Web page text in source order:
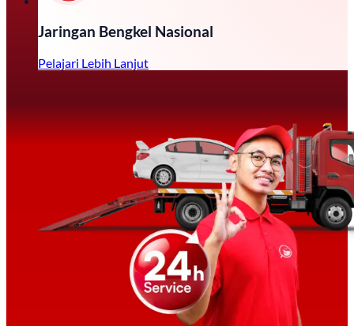
Jaringan Bengkel Nasional
Pelajari Lebih Lanjut